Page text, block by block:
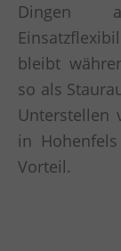
Dingen
bleibt
so als
Unterstellen
in
Vorteil.